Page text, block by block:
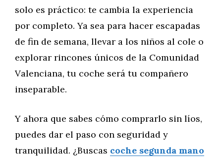
solo es práctico: te cambia la experiencia
por completo. Ya sea para hacer escapadas
de fin de semana, llevar a los niños al cole o
explorar rincones únicos de la Comunidad
Valenciana, tu coche será tu compañero
inseparable.
Y ahora que sabes cómo comprarlo sin líos,
puedes dar el paso con seguridad y
tranquilidad. ¿Buscas coche segunda mano